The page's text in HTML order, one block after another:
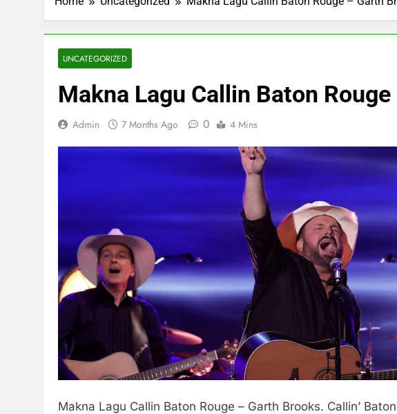
UNCATEGORIZED
Makna Lagu Callin Baton
Admin 7 Months Ago 0 4 Mins
Makna Lagu Callin Baton Rouge – Garth Brooks. Callin’